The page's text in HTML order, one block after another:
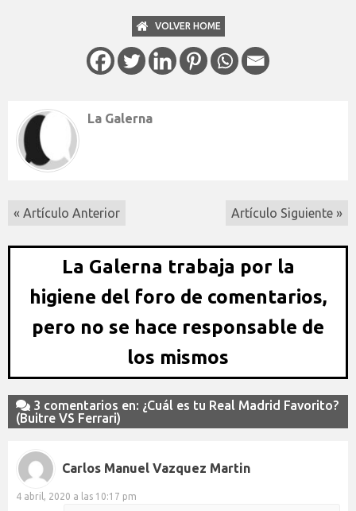
VOLVER HOME
La Galerna
« Artículo Anterior Artículo Siguiente »
La Galerna trabaja por la
higiene del foro de comentarios,
pero no se hace responsable de
los mismos
3 comentarios en: ¿Cuál es tu Real Madrid Favorito?
(Buitre VS Ferrari)
Carlos Manuel Vazquez Martin
4 abril, 2020 a las 10:17 pm